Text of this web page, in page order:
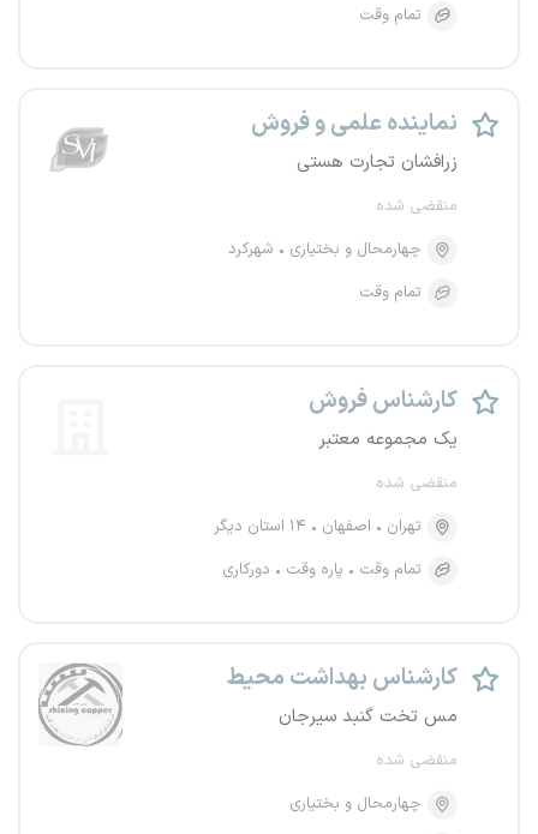
تمام وقت
نماینده علمی و فروش
زرافشان تجارت هستی
منقضی شده
چهارمحال و بختیاری
شهرکرد
تمام وقت
کارشناس فروش
یک مجموعه معتبر
منقضی شده
تهران
اصفهان
۱۴ استان دیگر
تمام وقت
پاره وقت دورکاری
کارشناس بهداشت محیط
مس تخت گنبد سیرجان
منقضی شده
چهارمحال و بختیاری